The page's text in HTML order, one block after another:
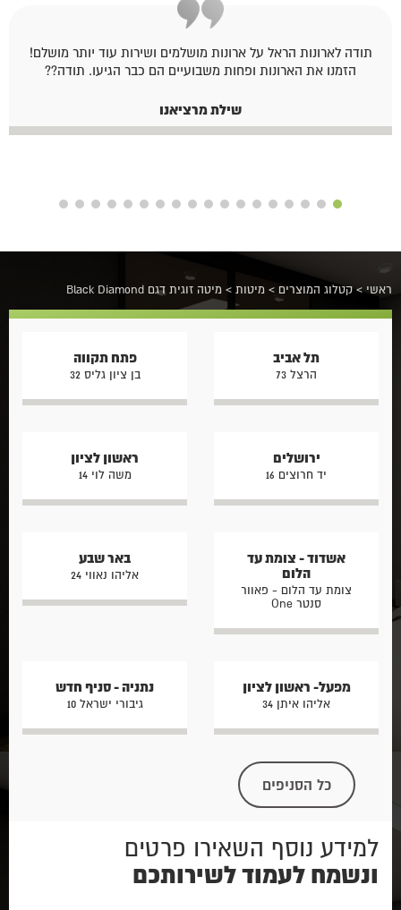
תודה לארונות הראל על ארונות מושלמים ושירות עוד יותר מושלם!
הזמנו את הארונות ופחות משבועיים הם כבר הגיעו. תודה??
שילת מרציאנו
ראשי >קטלוג המוצרים > מיטות > מיטה זוגית דגם Black Diamond
תל אביב
הרצל 73
פתח תקווה
בן ציון גליס 32
ירושלים
יד חרוצים 16
ראשון לציון
משה לוי 14
אשדוד - צומת עד
הלום
צומת עד הלום - פאוור
סנטר One
באר שבע
אליהו נאווי 24
מפעל- ראשון לציון
אליהו איתן 34
נתניה - סניף חדש
גיבורי ישראל 10
כל הסניפים
למידע נוסף השאירו פרטים
ונשמח לעמוד לשירותכם